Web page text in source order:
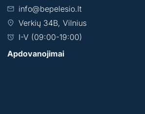
info@bepelesio.lt
Verkių 34B, Vilnius
I-V (09:00-19:00)
Apdovanojimai